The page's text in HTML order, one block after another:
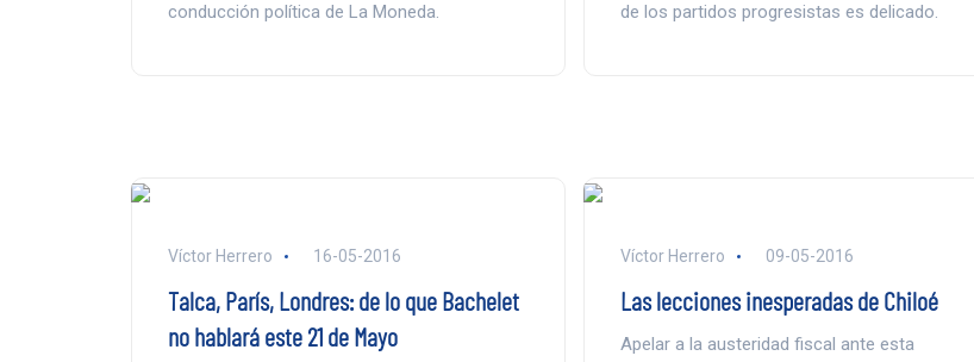
conducción política de La Moneda.
de los partidos progresistas es delicado.
Víctor Herrero 16-05-2016
Talca, París, Londres: de lo que Bachelet
no hablará este 21 de Mayo
Víctor Herrero 09-05-2016
Las lecciones inesperadas de Chiloé
Apelar a la austeridad fiscal ante esta